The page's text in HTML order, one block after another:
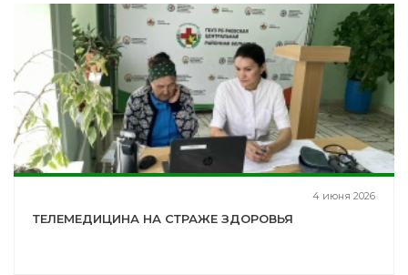
4 июня 2026
ТЕЛЕМЕДИЦИНА НА СТРАЖЕ ЗДОРОВЬЯ